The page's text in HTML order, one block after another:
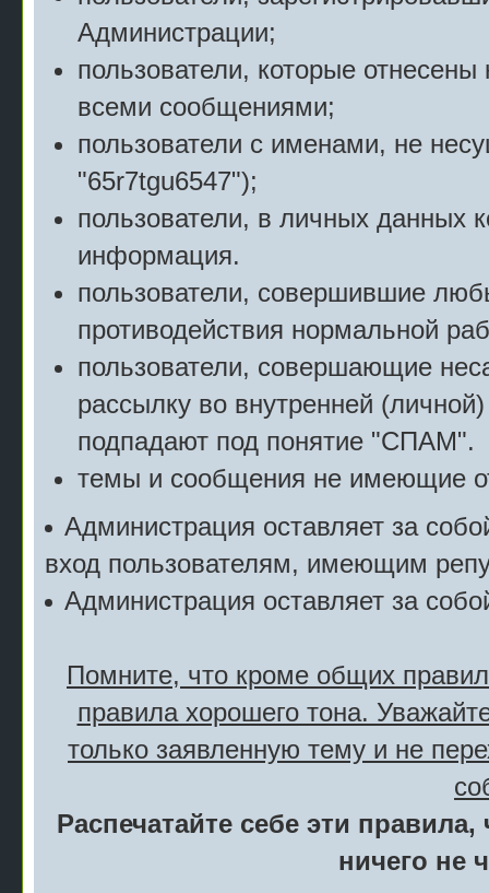
Администрации;
пользователи, которые
всеми сообщениями;
пользователи с именами, не
"65r7tgu6547");
пользователи, в личных данных
информация.
пользователи, совершившие
противодействия нормальной
пользователи, совершающие
рассылку во внутренней
подпадают под понятие "СПАМ".
темы и сообщения не имеющие
Администрация оставляет за
вход пользователям, имеющим
Администрация оставляет за
Помните, что кроме общих
правила хорошего тона.
только заявленную тему и не
Распечатайте себе эти
ничего не